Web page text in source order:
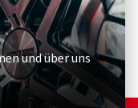
und über uns